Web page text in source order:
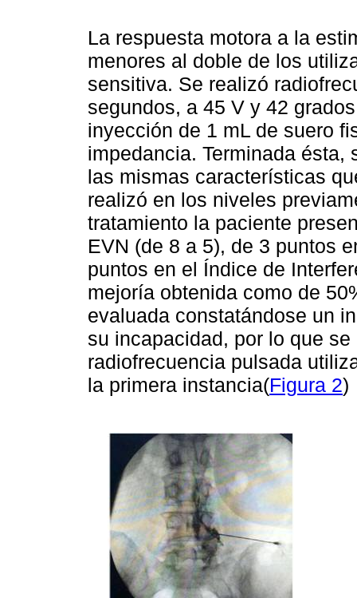
La respuesta motora a la
menores al doble de los
sensitiva. Se realizó
segundos, a 45 V y 42
inyección de 1 mL de suero
impedancia. Terminada
las mismas características
realizó en los niveles
tratamiento la paciente
EVN (de 8 a 5), de 3 puntos
puntos en el Índice de
mejoría obtenida como de
evaluada constatándose un
su incapacidad, por lo que
radiofrecuencia pulsada
la primera instancia(Figura 2)